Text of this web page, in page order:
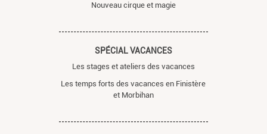
Nouveau cirque et magie
SPÉCIAL VACANCES
Les stages et ateliers des vacances
Les temps forts des vacances en Finistère
et Morbihan